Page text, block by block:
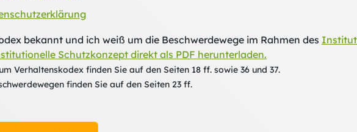
bekannt und ich weiß um die Beschwerdewege im Rahmen des
Schutzkonzept direkt als PDF herunterladen.
Verhaltenskodex finden Sie auf den Seiten 18 ff. sowie 36 und 37.
finden Sie auf den Seiten 23 ff.